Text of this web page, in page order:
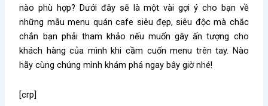
nào phù hợp? Dưới đây sẽ là một vài gợi ý cho bạn về
những mẫu menu quán cafe siêu đẹp, siêu độc mà chắc
chắn bạn phải tham khảo nếu muốn gây ấn tượng cho
khách hàng của mình khi cầm cuốn menu trên tay. Nào
hãy cùng chúng mình khám phá ngay bây giờ nhé!
[crp]